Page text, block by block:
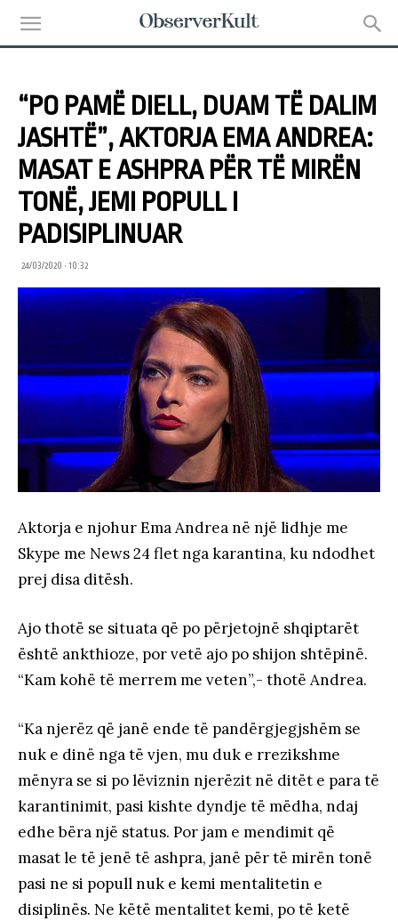
“PO PAMË DIELL, DUAM TË DALIM
JASHTË”, AKTORJA EMA ANDREA:
MASAT E ASHPRA PËR TË MIRËN
TONË, JEMI POPULL I
PADISIPLINUAR
24/03/2020 • 10:32
Aktorja e njohur Ema Andrea në një lidhje me
Skype me News 24 flet nga karantina, ku ndodhet
prej disa ditësh.
Ajo thotë se situata që po përjetojnë shqiptarët
është ankthioze, por vetë ajo po shijon shtëpinë.
“Kam kohë të merrem me veten”,- thotë Andrea.
“Ka njerëz që janë ende të pandërgjegjshëm se
nuk e dinë nga të vjen, mu duk e rrezikshme
mënyra se si po lëviznin njerëzit në ditët e para të
karantinimit, pasi kishte dyndje të mëdha, ndaj
edhe bëra një status. Por jam e mendimit që
masat le të jenë të ashpra, janë për të mirën tonë
pasi ne si popull nuk e kemi mentalitetin e
disiplinës. Ne këtë mentalitet kemi, po të ketë